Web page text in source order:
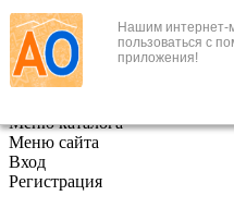
Нашим интернет-
пользоваться с
приложения!
+7 (495) 646-888-1
В корзине
Меню каталога
Меню сайта
Вход
Регистрация